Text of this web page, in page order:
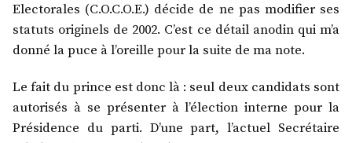
Electorales (C.O.C.O.E.) décide de ne pas modifier ses
statuts originels de 2002. C’est ce détail anodin qui m’a
donné la puce à l’oreille pour la suite de ma note.
Le fait du prince est donc là : seul deux candidats sont
autorisés à se présenter à l’élection interne pour la
Présidence du parti. D’une part, l’actuel Secrétaire